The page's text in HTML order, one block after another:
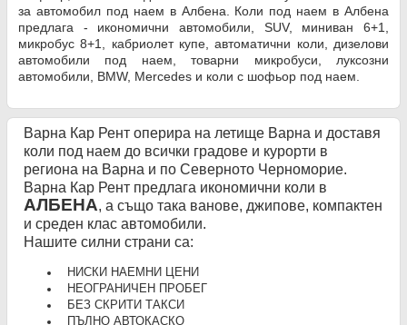
за автомобил под наем в Албена. Коли под наем в Албена
предлага - икономични автомобили, SUV, миниван 6+1,
микробус 8+1, кабриолет купе, автоматични коли, дизелови
автомобили под наем, товарни микробуси, луксозни
автомобили, BMW, Mercedes и коли с шофьор под наем.
Варна Кар Рент оперира на летище Варна и доставя
коли под наем до всички градове и курорти в
региона на Варна и по Северното Черноморие.
Варна Кар Рент предлага икономични коли в
АЛБЕНА, а също така ванове, джипове, компактен
и среден клас автомобили.
Нашите силни страни са:
НИСКИ НАЕМНИ ЦЕНИ
НЕОГРАНИЧЕН ПРОБЕГ
БЕЗ СКРИТИ ТАКСИ
ПЪЛНО АВТОКАСКО